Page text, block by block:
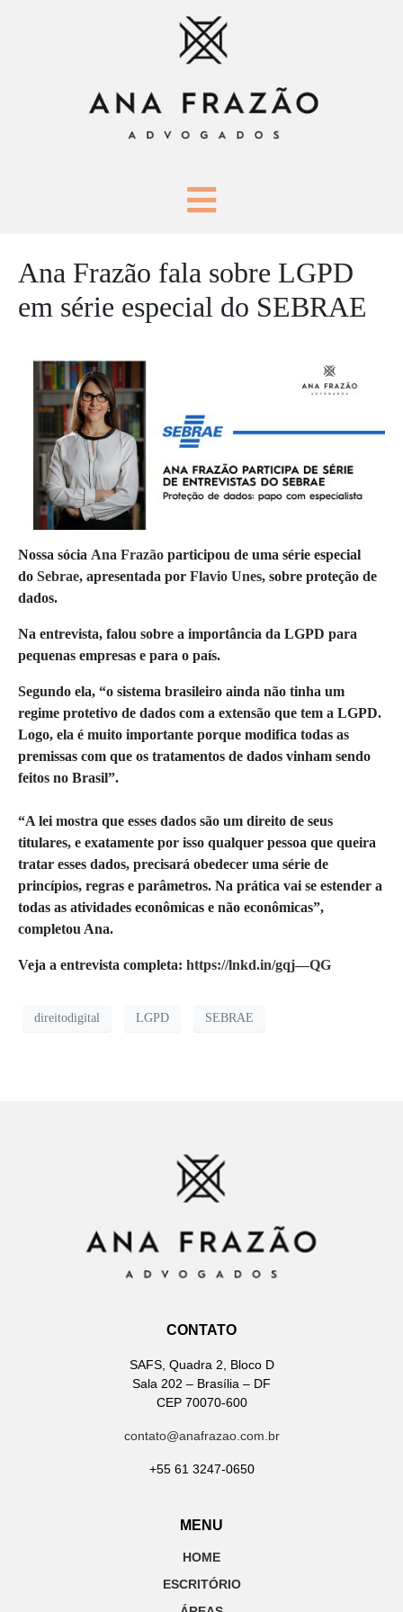
Ana Frazão fala sobre LGPD
em série especial do SEBRAE
Nossa sócia Ana Frazão participou de uma série especial
do Sebrae, apresentada por Flavio Unes, sobre proteção de
dados.
Na entrevista, falou sobre a importância da LGPD para
pequenas empresas e para o país.
Segundo ela, “o sistema brasileiro ainda não tinha um
regime protetivo de dados com a extensão que tem a LGPD.
Logo, ela é muito importante porque modifica todas as
premissas com que os tratamentos de dados vinham sendo
feitos no Brasil”.
“A lei mostra que esses dados são um direito de seus
titulares, e exatamente por isso qualquer pessoa que queira
tratar esses dados, precisará obedecer uma série de
princípios, regras e parâmetros. Na prática vai se estender a
todas as atividades econômicas e não econômicas”,
completou Ana.
Veja a entrevista completa: https://lnkd.in/gqj—QG
direitodigital LGPD SEBRAE
CONTATO
SAFS, Quadra 2, Bloco D
Sala 202 – Brasília – DF
CEP 70070-600
contato@anafrazao.com.br
+55 61 3247-0650
MENU
HOME
ESCRITÓRIO